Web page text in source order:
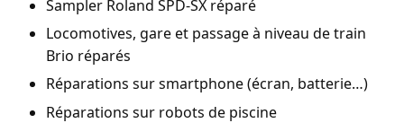
Sampler Roland SPD-SX réparé
Locomotives, gare et passage à niveau de train
Brio réparés
Réparations sur smartphone (écran, batterie…)
Réparations sur robots de piscine